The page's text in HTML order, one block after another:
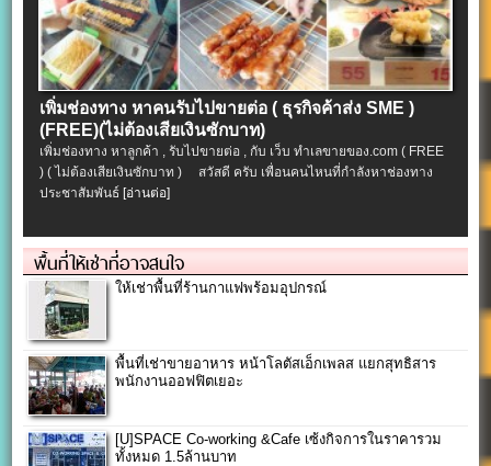
เพิ่มช่องทาง หาคนรับไปขายต่อ ( ธุรกิจค้าส่ง SME )
(FREE)(ไม่ต้องเสียเงินซักบาท)
เพิ่มช่องทาง หาลูกค้า , รับไปขายต่อ , กับ เว็บ ทำเลขายของ.com ( FREE
) ( ไม่ต้องเสียเงินซักบาท ) สวัสดี ครับ เพื่อนคนไหนที่กำลังหาช่องทาง
ประชาสัมพันธ์[อ่านต่อ]
พื้นที่ให้เช่าที่อาจสนใจ
ให้เช่าพื้นที่ร้านกาแฟพร้อมอุปกรณ์
พื้นที่เช่าขายอาหาร หน้าโลตัสเอ็กเพลส แยกสุทธิสาร
พนักงานออฟฟิตเยอะ
[U]SPACE Co-working &Cafe เซ้งกิจการในราคารวม
ทั้งหมด 1.5ล้านบาท